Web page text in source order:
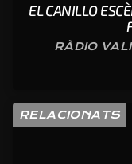
EL CANILLO
RÀDIO
RELACIONATS